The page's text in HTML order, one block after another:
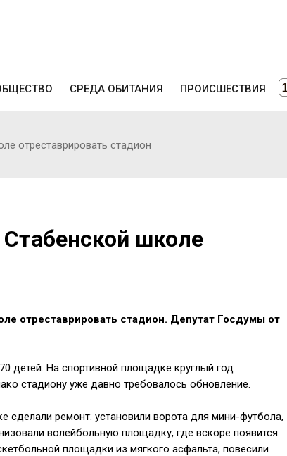
СРЕДА ОБИТАНИЯ ПРОИСШЕСТВИЯ
отреставрировать стадион
школе
отреставрировать стадион. Депутат Госдумы от
детей. На спортивной площадке круглый год
стадиону уже давно требовалось обновление.
ремонт: установили ворота для мини-футбола,
волейбольную площадку, где вскоре появится
площадки из мягкого асфальта, повесили